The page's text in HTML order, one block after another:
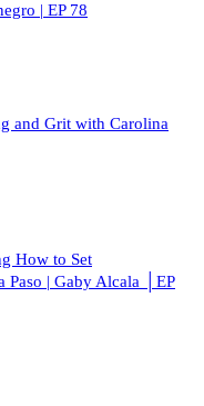
| EP 78
and Grit with Carolina
How to Set
Paso | Gaby Alcala │EP